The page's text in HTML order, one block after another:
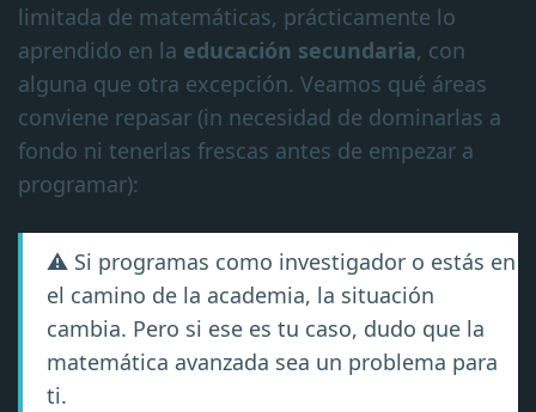
limitada de matemáticas, prácticamente lo
aprendido en la educación secundaria, con
alguna que otra excepción. Veamos qué áreas
conviene repasar (in necesidad de dominarlas a
fondo ni tenerlas frescas antes de empezar a
programar):
⚠️ Si programas como investigador o estás en
el camino de la academia, la situación
cambia. Pero si ese es tu caso, dudo que la
matemática avanzada sea un problema para
ti.